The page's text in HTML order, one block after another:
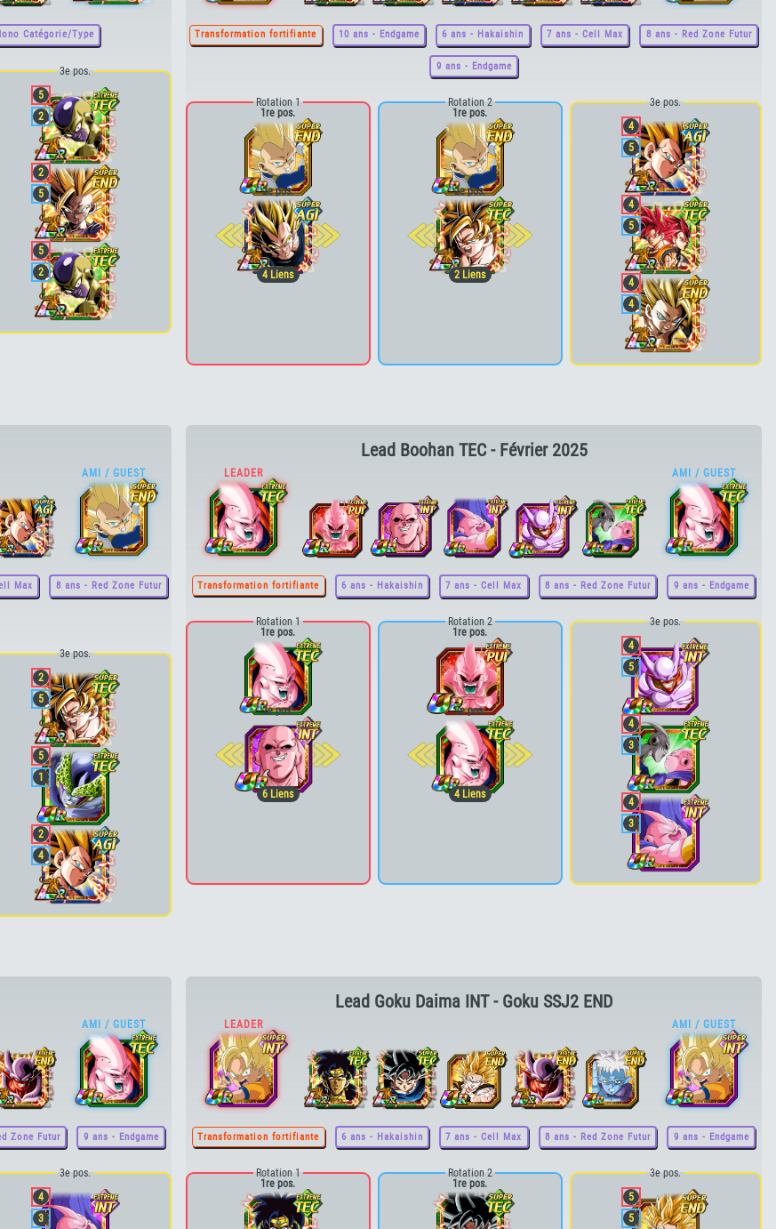
Catégorie/Type
3e pos.
5
2
2
5
5
2
Transformation fortifiante 10 ans - Endgame 6 ans - Hakaishin 7 ans - Cell Max 8 ans - Red Zone Futur
9 ans - Endgame
Rotation 1
1re pos.
2e pos.
4 Liens
Rotation 2
1re pos.
2e pos.
2 Liens
3e pos.
4
5
4
5
4
4
Max 8 ans - Red Zone Futur
3e pos.
2
5
5
1
2
4
Lead Boohan TEC - Février 2025
Transformation fortifiante 6 ans - Hakaishin 7 ans - Cell Max 8 ans - Red Zone Futur 9 ans - Endgame
Rotation 1
1re pos.
2e pos.
6 Liens
Rotation 2
1re pos.
2e pos.
4 Liens
3e pos.
4
5
4
3
4
3
Zone Futur 9 ans - Endgame
3e pos.
4
3
Lead Goku Daima INT - Goku SSJ2 END
Transformation fortifiante 6 ans - Hakaishin 7 ans - Cell Max 8 ans - Red Zone Futur 9 ans - Endgame
Rotation 1
1re pos.
Rotation 2
1re pos.
3e pos.
5
5